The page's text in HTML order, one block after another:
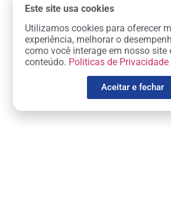
Este site usa cookies
Utilizamos cookies para oferecer
experiência, melhorar o
como você interage em nosso site
conteúdo. Politicas de Privacidade
Aceitar e fechar